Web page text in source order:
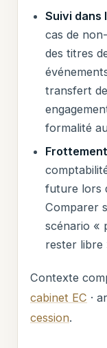
Suivi dans
cas de
des titres
transfert
formalité
future lors
Comparer
scénario «
rester libre
Contexte
cabinet EC ·
cession.